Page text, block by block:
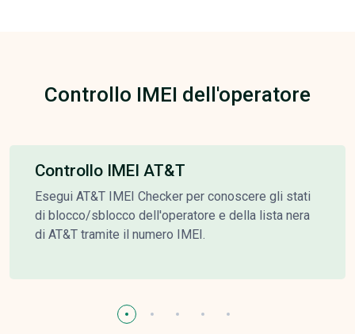
Controllo IMEI dell'operatore
Controllo IMEI AT&T
Esegui AT&T IMEI Checker per conoscere gli stati
di blocco/sblocco dell'operatore e della lista nera
di AT&T tramite il numero IMEI.